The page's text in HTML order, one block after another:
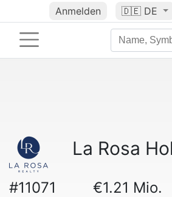
Anmelden 🇩🇪 DE
La Rosa
#11071 €1.21 Mio.